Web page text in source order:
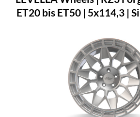
ET20 bis ET50 | 5x114,3 |